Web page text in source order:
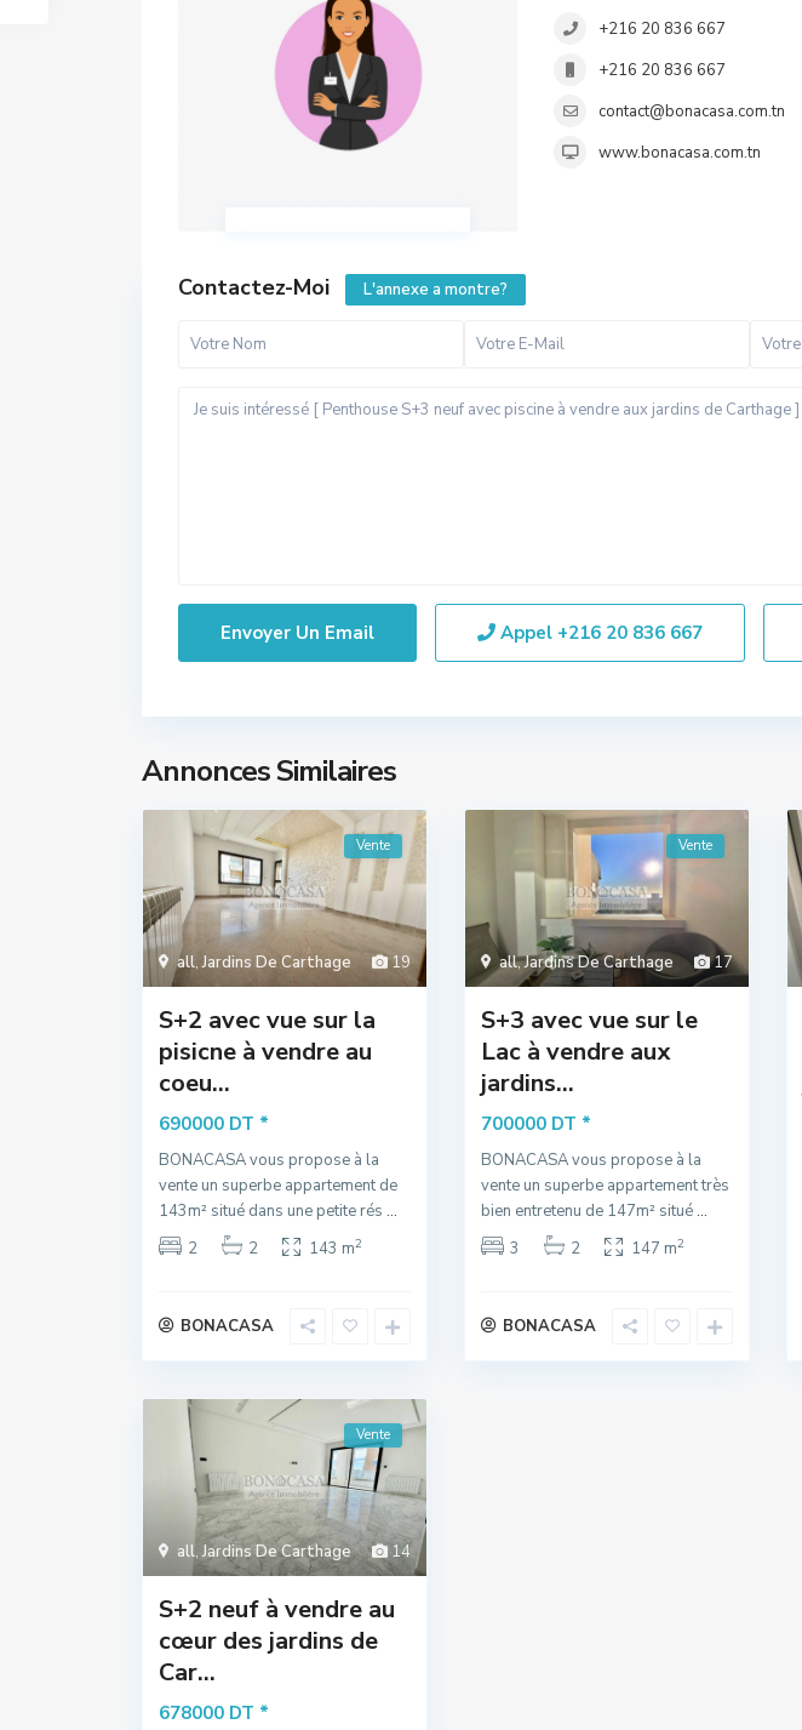
+216 20 836 667
+216 20 836 667
contact@bonacasa.com.tn
www.bonacasa.com.tn
Contactez-Moi L'annexe a montre?
Appel +216 20 836 667
Annonces Similaires
19
all,Jardins De Carthage
Vente
S+2 avec vue sur la
pisicne à vendre au
coeu...
690000 DT *
BONACASA vous propose à la
vente un superbe appartement de
143m² situé dans une petite rés ...
2
2 143 m2
BONACASA
17
all,Jardins De Carthage
Vente
S+3 avec vue sur le
Lac à vendre aux
jardins...
700000 DT *
BONACASA vous propose à la
vente un superbe appartement très
bien entretenu de 147m² situé...
3
2 147 m2
BONACASA
14
all,Jardins De Carthage
Vente
S+2 neuf à vendre au
cœur des jardins de
Car...
678000 DT *